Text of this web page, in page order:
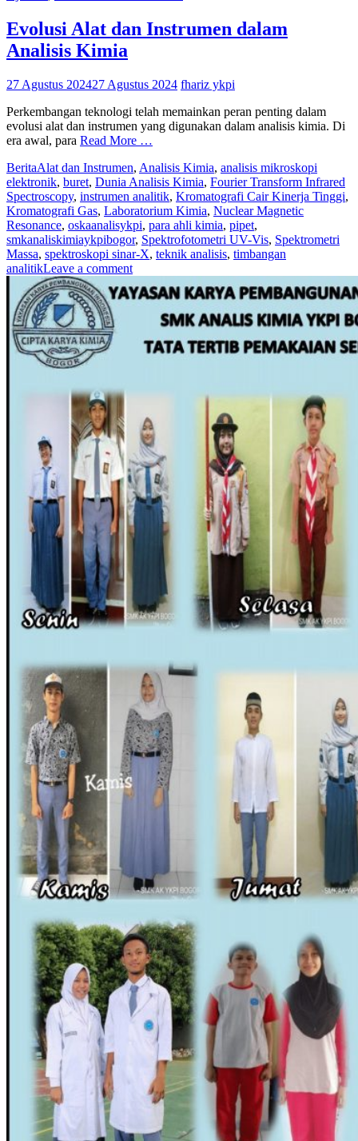
Evolusi Alat dan Instrumen dalam
Analisis Kimia
27 Agustus 202427 Agustus 2024 fhariz ykpi
Perkembangan teknologi telah memainkan peran penting dalam
evolusi alat dan instrumen yang digunakan dalam analisis kimia. Di
era awal, para Read More …
BeritaAlat dan Instrumen, Analisis Kimia, analisis mikroskopi
elektronik, buret, Dunia Analisis Kimia, Fourier Transform Infrared
Spectroscopy, instrumen analitik, Kromatografi Cair Kinerja Tinggi,
Kromatografi Gas, Laboratorium Kimia, Nuclear Magnetic
Resonance, oskaanalisykpi, para ahli kimia, pipet,
smkanaliskimiaykpibogor, Spektrofotometri UV-Vis, Spektrometri
Massa, spektroskopi sinar-X, teknik analisis, timbangan
analitikLeave a comment